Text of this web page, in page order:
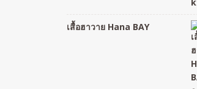
เสื้อฮาวาย Hana BAY